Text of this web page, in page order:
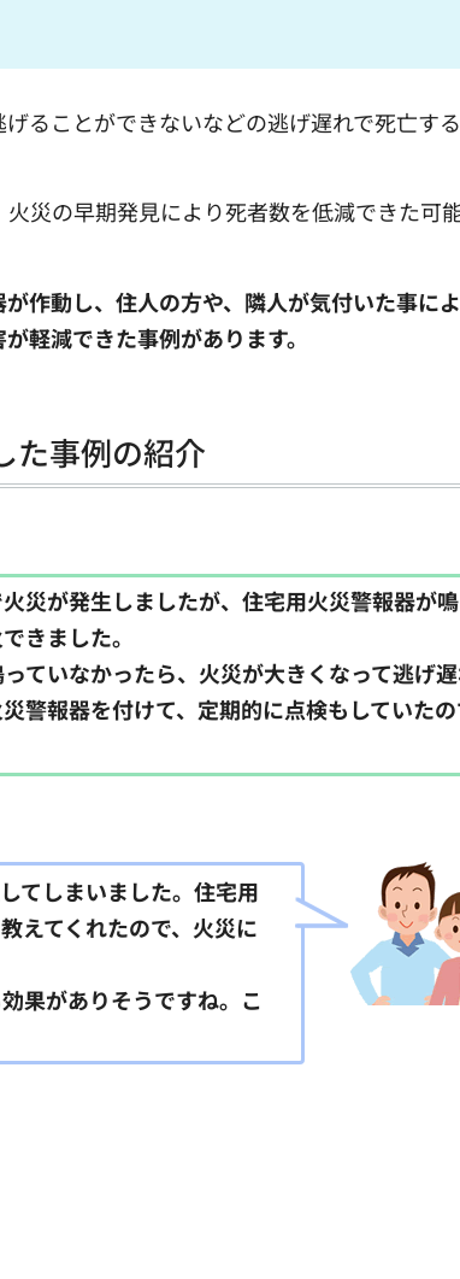
ることができないなどの逃げ遅れで死亡す
災の早期発見により死者数を低減できた可
作動し、住人の方や、隣人が気付いた事に
軽減できた事例があります。
た事例の紹介
災が発生しましたが、住宅用火災警報器が
きました。
ていなかったら、火災が大きくなって逃げ
警報器を付けて、定期的に点検もしていた
てしまいました。住宅用
えてくれたので、火災に
果がありそうですね。こ